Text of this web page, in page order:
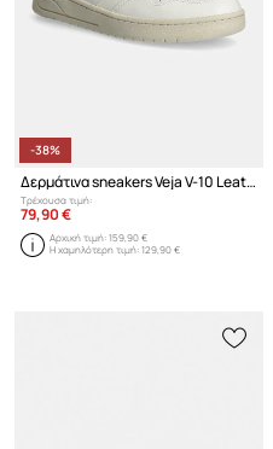
-38%
Δερμάτινα sneakers Veja V-10 Leather
Τρέχουσα τιμή:
79,90 €
Αρχική τιμή:159,90 €
Η χαμηλότερη τιμή:129,90 €